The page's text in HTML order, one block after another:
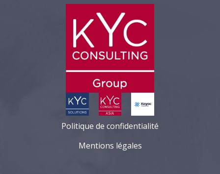
Politique de confidentialité
Mentions légales